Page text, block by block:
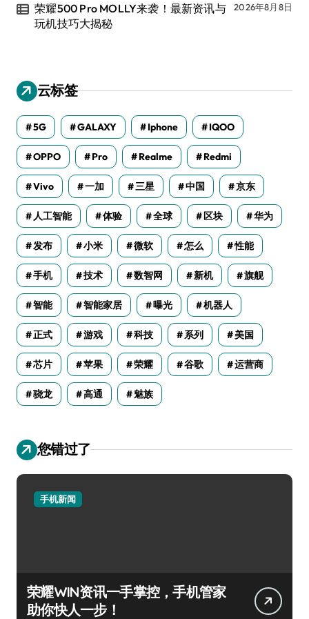
荣耀500 Pro MOLLY来袭！最新资讯与
玩机技巧大揭秘
2026年8月8日
云标签
5G GALAXY Iphone IQOO
OPPO Pro Realme Redmi
Vivo 一加 三星 中国 京东
人工智能 体验 全球 区块 华为
发布 小米 微软 怎么 性能
手机 技术 数智网 新机 旗舰
智能 智能家居 曝光 机器人
正式 游戏 科技 系列 美国
芯片 苹果 荣耀 谷歌 运营商
骁龙 高通 魅族
您错过了
手机新闻
荣耀WIN资讯一手掌控，手机管家
助你快人一步！